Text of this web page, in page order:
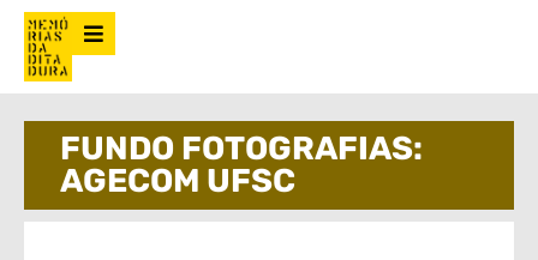
FUNDO FOTOGRAFIAS:
AGECOM UFSC